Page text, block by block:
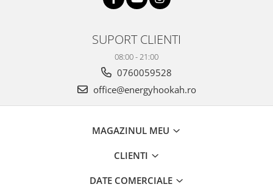
SUPORT CLIENTI
08:00 - 21:00
0760059528
office@energyhookah.ro
MAGAZINUL MEU
CLIENTI
DATE COMERCIALE